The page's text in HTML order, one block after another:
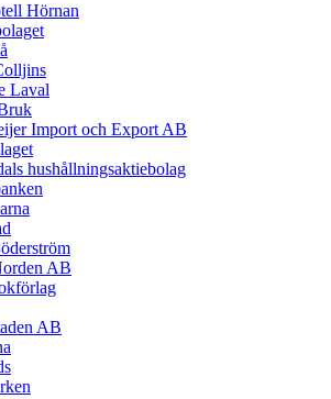
Hörnan
Laval
Import och Export AB
hushållningsaktiebolag
AB
AB